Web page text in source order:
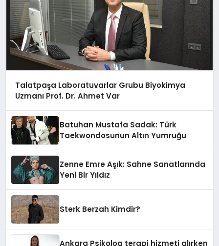
Talatpaşa Laboratuvarlar Grubu Biyokimya
Uzmanı Prof. Dr. Ahmet Var
Batuhan Mustafa Sadak: Türk
Taekwondosunun Altın Yumruğu
Zenne Emre Aşık: Sahne Sanatlarında
Yeni Bir Yıldız
Sterk Berzah Kimdir?
Ankara Psikolog terapi hizmeti alırken